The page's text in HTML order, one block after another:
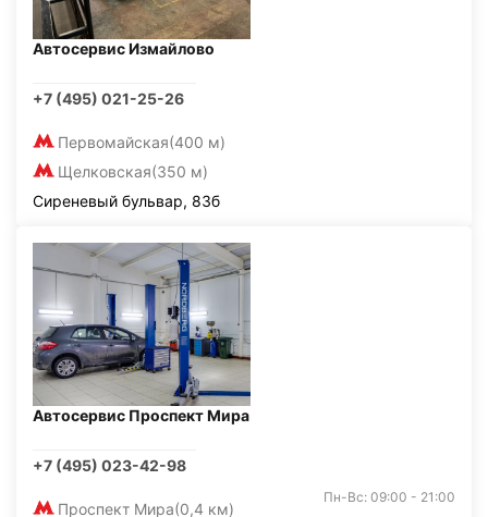
Автосервис Измайлово
+7 (495) 021-25-26
Первомайская(400 м)
Щелковская(350 м)
Сиреневый бульвар, 83б
Автосервис Проспект Мира
+7 (495) 023-42-98
Проспект Мира(0,4 км)
Пн-Вс: 09:00 - 21:00